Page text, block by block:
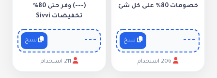
خصومات 80% على كل شئ
---
(---) وفر حتى 80%
تخفيضات Sivvi
---